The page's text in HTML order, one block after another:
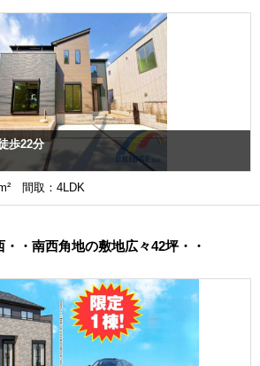
歩22分
間取：4LDK
・南西角地の敷地広々42坪・・